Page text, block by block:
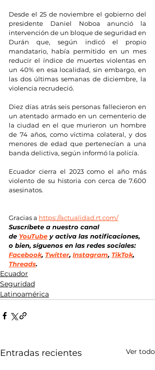
Desde el 25 de noviembre el gobierno del
presidente Daniel Noboa anunció la
intervención de un bloque de seguridad en
Durán que, según indicó el propio
mandatario, había permitido en un mes
reducir el índice de muertes violentas en
un 40% en esa localidad, sin embargo, en
las dos últimas semanas de diciembre, la
violencia recrudeció.
Diez días atrás seis personas fallecieron en
un atentado armado en un cementerio de
la ciudad en el que murieron un hombre
de 74 años, como víctima colateral, y dos
menores de edad que pertenecían a una
banda delictiva, según informó la policía.
Ecuador cierra el 2023 como el año más
violento de su historia con cerca de 7.600
asesinatos.
Gracias a https://actualidad.rt.com/
Suscríbete a nuestro canal
de YouTube y activa las notificaciones,
o bien, síguenos en las redes sociales:
Facebook, Twitter, Instagram, TikTok,
Threads.
Ecuador
Seguridad
Latinoamérica
Entradas recientes Ver todo